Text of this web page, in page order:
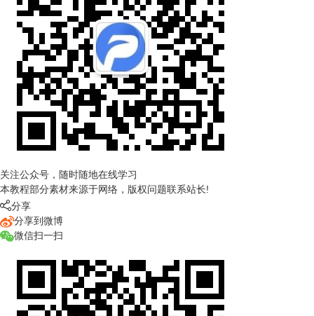
关注公众号，随时随地在线学习
本教程部分素材来源于网络，版权问题联系站长!
分享
分享到微博
微信扫一扫